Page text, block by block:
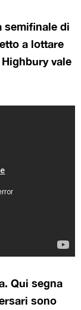
semifinale di
a lottare
vale
Qui segna
sono